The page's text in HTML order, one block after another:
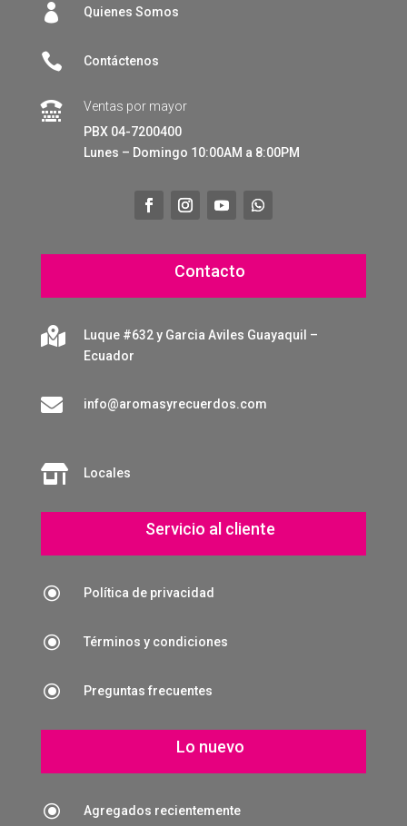
 Quienes Somos
 Contáctenos

Ventas por mayor
PBX 04-7200400
Lunes – Domingo 10:00AM a 8:00PM
Contacto

Luque #632 y Garcia Aviles Guayaquil –
Ecuador
 info@aromasyrecuerdos.com
 Locales
Servicio al cliente
\ Política de privacidad
\ Términos y condiciones
\ Preguntas frecuentes
Lo nuevo
\ Agregados recientemente